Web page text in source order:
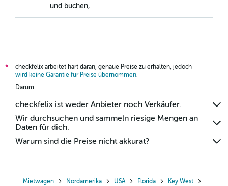
und buchen,
*
checkfelix arbeitet hart daran, genaue Preise zu erhalten, jedoch
wird keine Garantie für Preise übernommen.
Darum:
checkfelix ist weder Anbieter noch Verkäufer.
Wir durchsuchen und sammeln riesige Mengen an
Daten für dich.
Warum sind die Preise nicht akkurat?
Mietwagen Nordamerika USA Florida Key West